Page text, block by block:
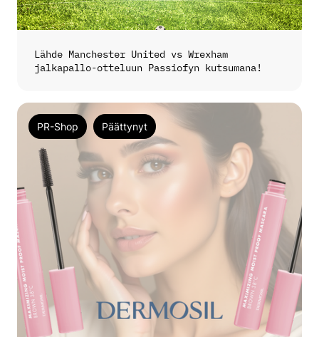
Lähde Manchester United vs Wrexham
jalkapallo-otteluun Passiofyn kutsumana!
PR-Shop Päättynyt